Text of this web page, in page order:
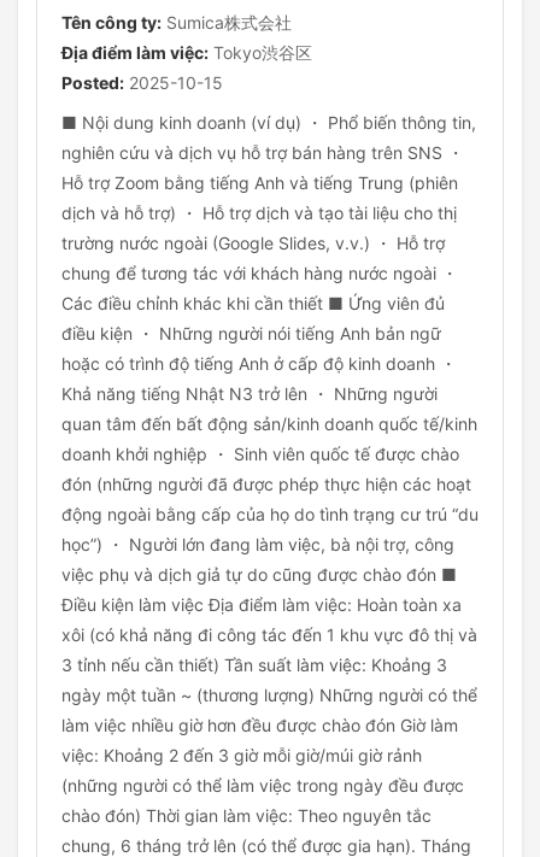
Tên công ty: Sumica株式会社
Địa điểm làm việc: Tokyo渋谷区
Posted: 2025-10-15
■ Nội dung kinh doanh (ví dụ) ・ Phổ biến thông tin,
nghiên cứu và dịch vụ hỗ trợ bán hàng trên SNS ・
Hỗ trợ Zoom bằng tiếng Anh và tiếng Trung (phiên
dịch và hỗ trợ) ・ Hỗ trợ dịch và tạo tài liệu cho thị
trường nước ngoài (Google Slides, v.v.) ・ Hỗ trợ
chung để tương tác với khách hàng nước ngoài ・
Các điều chỉnh khác khi cần thiết ■ Ứng viên đủ
điều kiện ・ Những người nói tiếng Anh bản ngữ
hoặc có trình độ tiếng Anh ở cấp độ kinh doanh ・
Khả năng tiếng Nhật N3 trở lên ・ Những người
quan tâm đến bất động sản/kinh doanh quốc tế/kinh
doanh khởi nghiệp ・ Sinh viên quốc tế được chào
đón (những người đã được phép thực hiện các hoạt
động ngoài bằng cấp của họ do tình trạng cư trú “du
học”) ・ Người lớn đang làm việc, bà nội trợ, công
việc phụ và dịch giả tự do cũng được chào đón ■
Điều kiện làm việc Địa điểm làm việc: Hoàn toàn xa
xôi (có khả năng đi công tác đến 1 khu vực đô thị và
3 tỉnh nếu cần thiết) Tần suất làm việc: Khoảng 3
ngày một tuần ~ (thương lượng) Những người có thể
làm việc nhiều giờ hơn đều được chào đón Giờ làm
việc: Khoảng 2 đến 3 giờ mỗi giờ/múi giờ rảnh
(những người có thể làm việc trong ngày đều được
chào đón) Thời gian làm việc: Theo nguyên tắc
chung, 6 tháng trở lên (có thể được gia hạn). Tháng